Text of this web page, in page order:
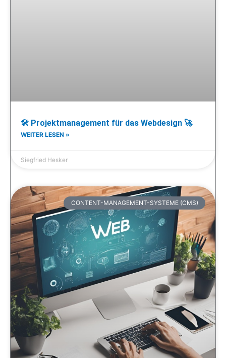
🛠 Projektmanagement für das Webdesign 🚀
WEITER LESEN »
Siegfried Hesker
CONTENT-MANAGEMENT-SYSTEME (CMS)